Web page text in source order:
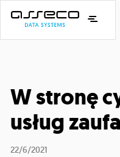
W stronę
usług
22/6/2021